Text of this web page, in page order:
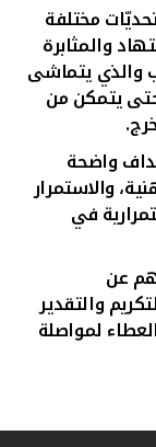
مختلفة
والمثابرة
والذي يتماشى
يتمكن من
واضحة
والاستمرار
في
عن
والتقدير
لمواصلة